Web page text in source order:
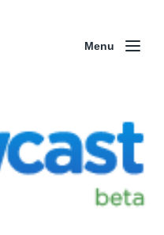
Menu